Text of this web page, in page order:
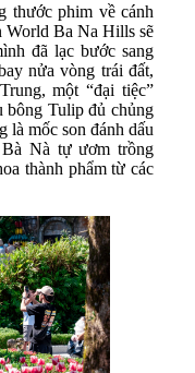
thước phim về cánh
World Ba Na Hills sẽ
đã lạc bước sang
nửa vòng trái đất,
một “đại tiệc”
bông Tulip đủ chủng
là mốc son đánh dấu
Nà tự ươm trồng
thành phẩm từ các